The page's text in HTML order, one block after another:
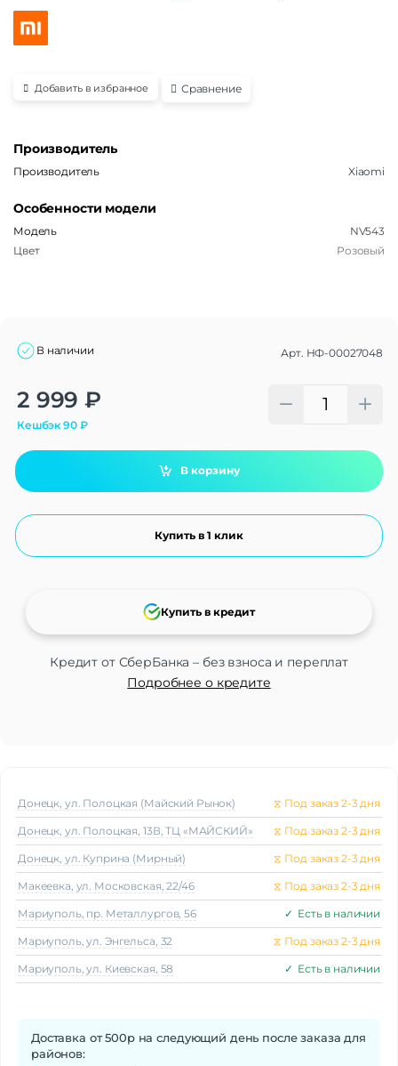
Добавить в избранное Сравнение
Производитель
Производитель Xiaomi
Особенности модели
Модель
NV543
Цвет
Розовый
В наличии Арт. НФ-00027048
2 999 ₽
Кешбэк90₽
В корзину
Купить в 1 клик
Кредит от СберБанка – без взноса и переплат
Подробнее о кредите
Купить в кредит
Alternative:
Донецк, ул. Полоцкая (Майский Рынок) ⧖ Под заказ 2-3 дня
Донецк, ул. Полоцкая, 13В, ТЦ «МАЙСКИЙ» ⧖ Под заказ 2-3 дня
Донецк, ул. Куприна (Мирный) ⧖ Под заказ 2-3 дня
Макеeвка, ул. Московская, 22/46 ⧖ Под заказ 2-3 дня
Мариуполь, пр. Металлургов, 56 ✓ Есть в наличии
Мариуполь, ул. Энгельса, 32 ⧖ Под заказ 2-3 дня
Мариуполь, ул. Киевская, 58 ✓ Есть в наличии
Доставка от 500р на следующий день после заказа для
районов: